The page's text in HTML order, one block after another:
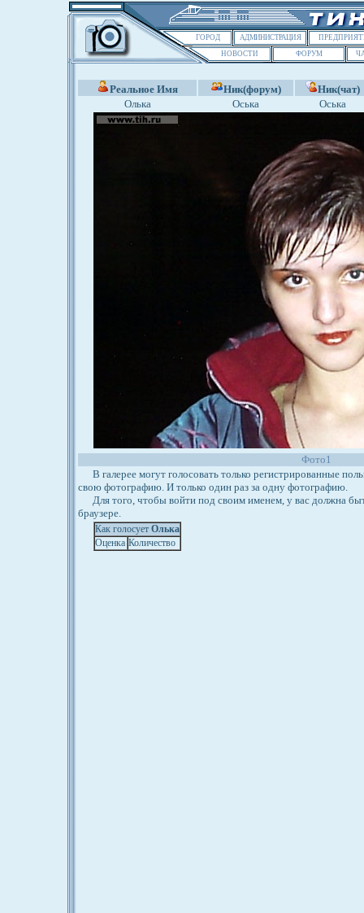
ГОРОД АДМИНИСТРАЦИЯ
НОВОСТИ
ФОРУМ
Реальное Имя Ник(форум)
Ник(чат)
Олька
Оська Оська
Фото1
В галерее могут голосовать только регистрированные
свою фотографию. И только один раз за одну фотографию.
Для того, чтобы войти под своим именем, у вас должна
браузере.
Как голосует Олька
Оценка Количество